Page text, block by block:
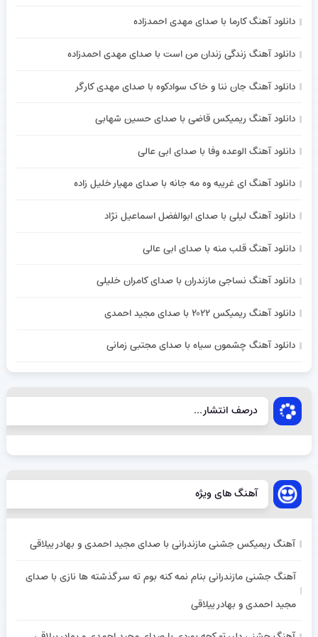
دانلود آهنگ کارما با صدای مهدی احمدزاده
دانلود آهنگ زندگی زندان من است با صدای مهدی احمدزاده
دانلود آهنگ جان ننا و خاک سوادکوه با صدای مهدی کارگر
دانلود آهنگ ریمیکس قاضی با صدای حسین شهابی
دانلود آهنگ الوعده وفا با صدای ابی عالی
دانلود آهنگ ای غریبه وه مه جانه با صدای مهیار خلیل زاده
دانلود آهنگ لیلی با صدای ابوالفضل اسماعیل نژاد
دانلود آهنگ قلب منه با صدای ابی عالی
دانلود آهنگ نساجی مازندران با صدای کامران خلیلی
دانلود آهنگ ریمیکس ۲۰۲۲ با صدای مجید احمدی
دانلود آهنگ چشمون سیاه با صدای مجتبی زمانی
درصف انتشار...
آهنگ های ویژه
آهنگ ریمیکس جشنی مازندرانی با صدای مجید احمدی و بهادر ییلاقی
آهنگ جشنی مازندرانی بنام نمه کنه بوم ته سر گذشته ها نازی با صدای
مجید احمدی و بهادر ییلاقی